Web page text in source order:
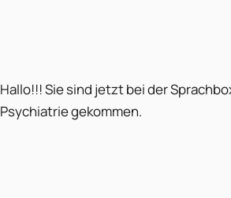
Hallo!!! Sie sind jetzt bei der
Psychiatrie gekommen.